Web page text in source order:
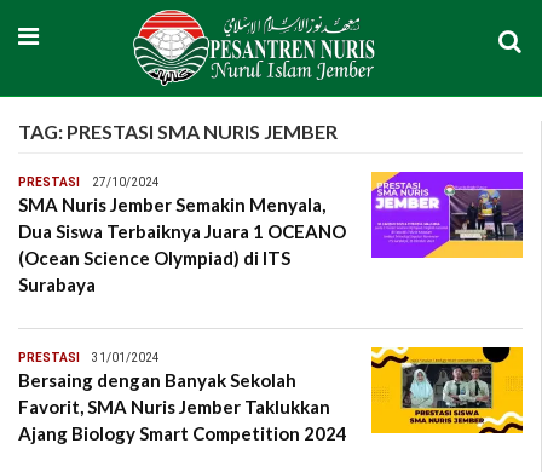
TAG: PRESTASI SMA NURIS JEMBER
PRESTASI 27/10/2024
SMA Nuris Jember Semakin Menyala,
Dua Siswa Terbaiknya Juara 1 OCEANO
(Ocean Science Olympiad) di ITS
Surabaya
PRESTASI 31/01/2024
Bersaing dengan Banyak Sekolah
Favorit, SMA Nuris Jember Taklukkan
Ajang Biology Smart Competition 2024